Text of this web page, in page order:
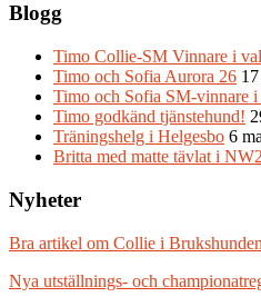
Blogg
Timo Collie-SM Vinnare i
Timo och Sofia Aurora 26
Timo och Sofia SM-vinnare
Timo godkänd tjänstehund!
Träningshelg i Helgesbo 6
Britta med matte tävlat i NW2
Nyheter
Bra artikel om Collie i Brukshunden
Nya utställnings- och